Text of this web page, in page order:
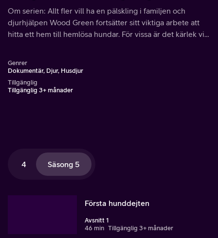
vad tycker familjen? Paul som förlorat sin hund söker efter
en ny vän.
Om serien: Allt fler vill ha en pälskling i familjen och
djurhjälpen Wood Green fortsätter sitt viktiga arbete att
hitta ett hem till hemlösa hundar. För vissa är det kärlek vid
Genrer
Dokumentär, Djur, Husdjur
Tillgänglig
Tillgänglig 3+ månader
4 Säsong 5
Första hunddejten
Avsnitt 1
46 min Tillgänglig 3+ månader